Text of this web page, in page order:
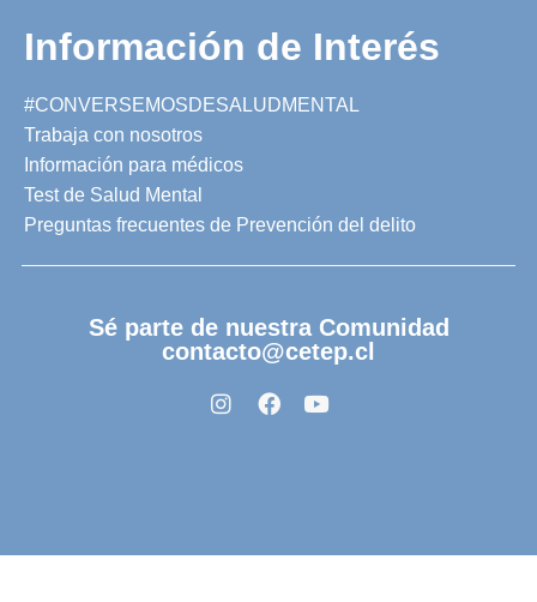
Información de Interés
#CONVERSEMOSDESALUDMENTAL
Trabaja con nosotros
Información para médicos
Test de Salud Mental
Preguntas frecuentes de Prevención del delito
Sé parte de nuestra Comunidad
contacto@cetep.cl